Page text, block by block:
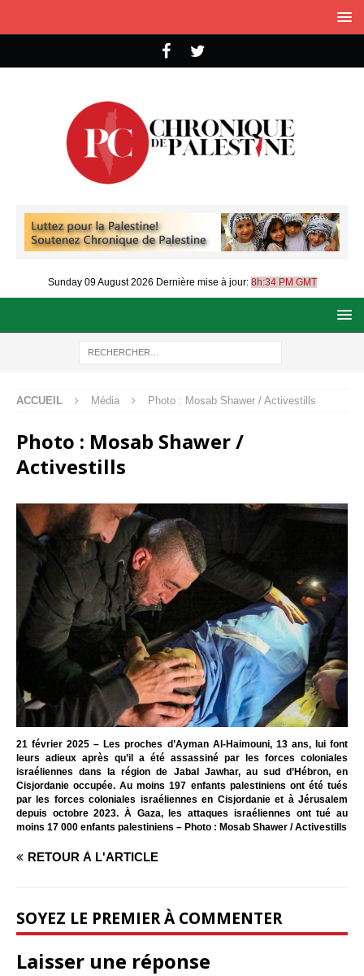
Sunday 09 August 2026 Dernière mise à jour: 8h:34 PM GMT
ACCUEIL Média Photo : Mosab Shawer / Activestills
Photo : Mosab Shawer /
Activestills
21 février 2025 – Les proches d’Ayman Al-Haimouni, 13 ans, lui font
leurs adieux après qu’il a été assassiné par les forces coloniales
israéliennes dans la région de Jabal Jawhar, au sud d’Hébron, en
Cisjordanie occupée. Au moins 197 enfants palestiniens ont été tués
par les forces coloniales israéliennes en Cisjordanie et à Jérusalem
depuis octobre 2023. À Gaza, les attaques israéliennes ont tué au
moins 17 000 enfants palestiniens – Photo : Mosab Shawer / Activestills
RETOUR À L'ARTICLE
SOYEZ LE PREMIER À COMMENTER
Laisser une réponse